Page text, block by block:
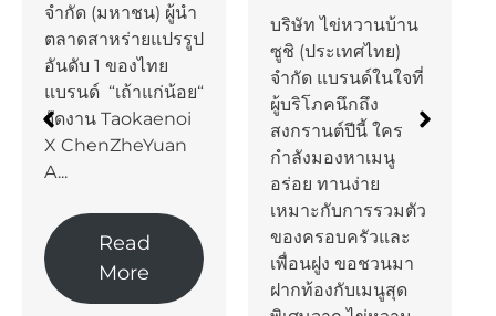
บริษัท ไข่หวานบ้าน
ซูชิ (ประเทศไทย)
จำกัด แบรนด์ในใจที่
ผู้บริโภคนึกถึง
สงกรานต์ปีนี้ ใคร
กำลังมองหาเมนู
อร่อย ทานง่าย
เหมาะกับการรวมตัว
ของครอบครัวและ
เพื่อนฝูง ขอชวนมา
ฝากท้องกับเมนูสุด
ปีที่ผ่านมาโลกและ
ประเทศไทยต้อง
เผชิญกับสภาวะ
เศรษฐกิจที่มีความไม่
แน่นอนสูงขึ้นอย่าง
ต่อเนื่องจากหลาย
ปัจจัย โดยส่งผลต่อ
ความเชื่อมั่นและ
กำลังซื้อของผู้
บริโภคที่ลดลงอย่าง
เห็นได้ชัดเมื่อเทียบ
กับปี 2024 และ